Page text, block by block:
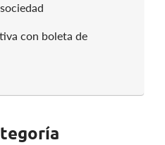
con boleta de